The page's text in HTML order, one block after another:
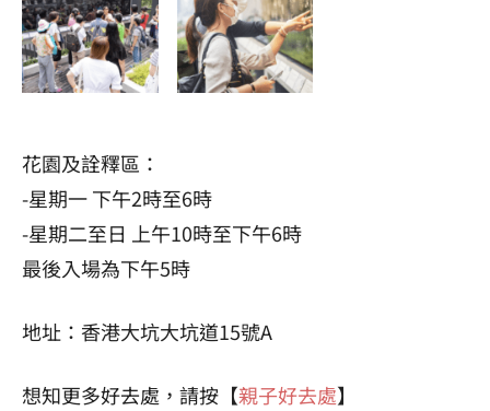
花園及詮釋區：
-星期一 下午2時至6時
-星期二至日 上午10時至下午6時
最後入場為下午5時
地址：香港大坑大坑道15號A
想知更多好去處，請按【親子好去處】